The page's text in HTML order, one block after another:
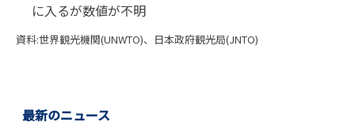
に入るが数値が不明
資料:世界観光機関(UNWTO)、日本政府観光局(JNTO)
最新のニュース